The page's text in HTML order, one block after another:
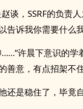
赵谈，SSRF的负责
告诉我你需要什么
……”许晨下意识的学
善意，有点招架不住
还是稳住了，毕竟